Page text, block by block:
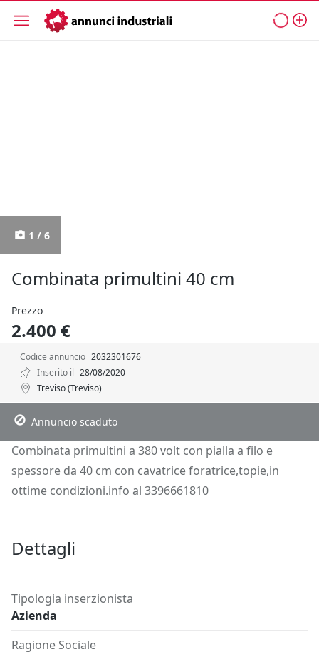
1 / 6
Combinata primultini 40 cm
Prezzo
2.400 €
Codice annuncio 2032301676
Inserito il 28/08/2020
Treviso (Treviso)
Descrizione
Dettagli Posizione Richiedi Info
Annuncio scaduto
Combinata primultini a 380 volt con pialla a filo e
spessore da 40 cm con cavatrice foratrice,topie,in
ottime condizioni.info al 3396661810
Dettagli
Tipologia inserzionista
Azienda
Ragione Sociale